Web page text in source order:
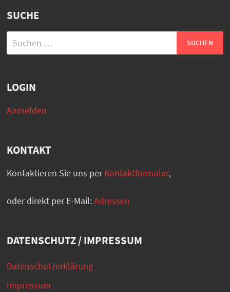
SUCHE
Suchen
nach:
LOGIN
Anmelden
KONTAKT
Kontaktieren Sie uns perKontaktformular,
oder direkt per E-Mail:Adressen
DATENSCHUTZ / IMPRESSUM
Datenschutzerklärung
Impressum